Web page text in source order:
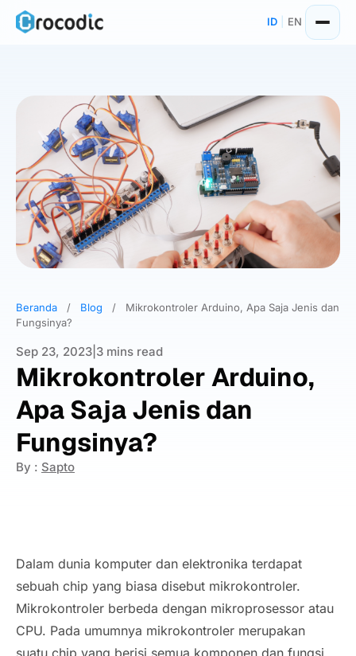
Skip
ID EN
Beranda / Blog /
Mikrokontroler Arduino, Apa Saja Jenis dan
Fungsinya?
Sep 23, 2023 3 mins read
Mikrokontroler Arduino,
Apa Saja Jenis dan
Fungsinya?
By : Sapto
Dalam dunia komputer dan elektronika terdapat
sebuah chip yang biasa disebut mikrokontroler.
Mikrokontroler berbeda dengan mikroprosessor atau
CPU. Pada umumnya mikrokontroler merupakan